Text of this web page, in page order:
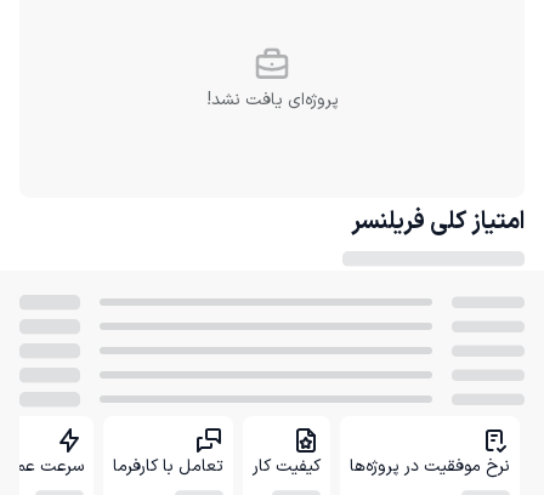
پروژه‌ای یافت نشد!
امتیاز کلی فریلنسر
نرخ موفقیت در پروژه‌ها کیفیت کار تعامل با کارفرما سرعت عمل